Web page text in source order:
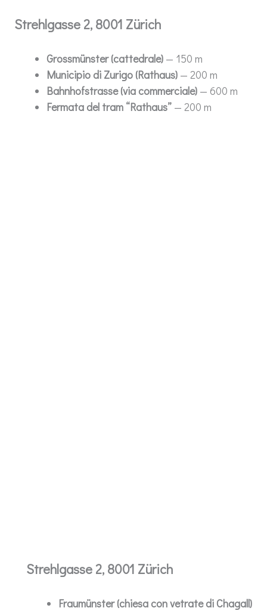
Strehlgasse 2, 8001 Zürich
Grossmünster (cattedrale) — 150 m
Municipio di Zurigo (Rathaus) — 200 m
Bahnhofstrasse (via commerciale) — 600 m
Fermata del tram “Rathaus” — 200 m
Strehlgasse 2, 8001 Zürich
Fraumünster (chiesa con vetrate di Chagall)